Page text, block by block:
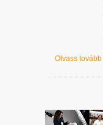
Olvass tovább